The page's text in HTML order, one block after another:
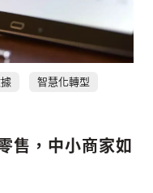
智慧化轉型
售，中小商家如